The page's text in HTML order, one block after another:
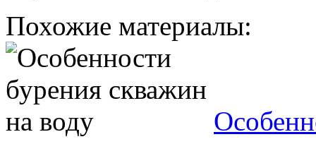
Похожие материалы: